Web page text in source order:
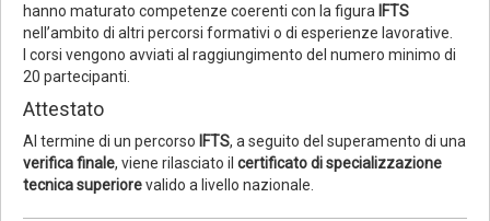
hanno maturato competenze coerenti con la figura IFTS
nell’ambito di altri percorsi formativi o di esperienze lavorative.
I corsi vengono avviati al raggiungimento del numero minimo di
20 partecipanti.
Attestato
Al termine di un percorso IFTS, a seguito del superamento di una
verifica finale, viene rilasciato il certificato di specializzazione
tecnica superiorevalido a livello nazionale.